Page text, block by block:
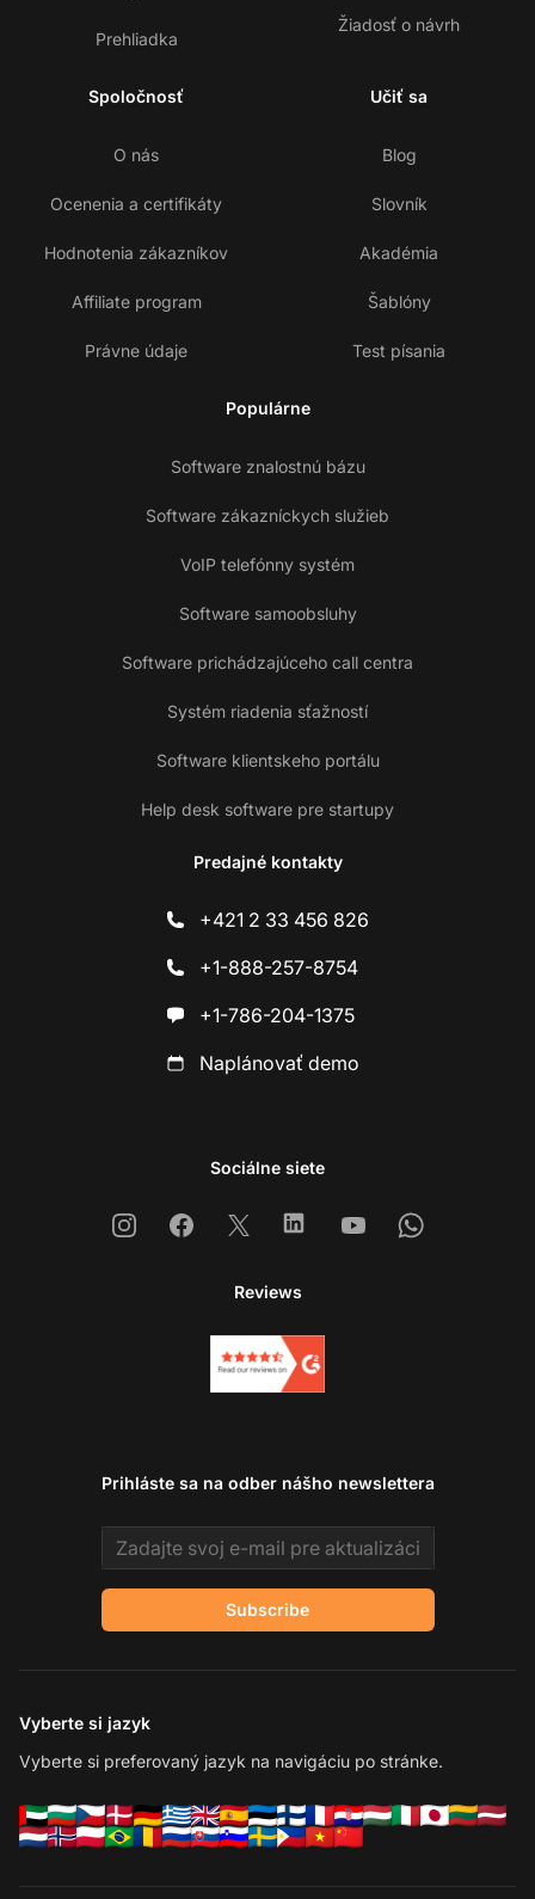
Prehliadka
Žiadosť o návrh
Spoločnosť
O nás
Ocenenia a certifikáty
Hodnotenia zákazníkov
Affiliate program
Právne údaje
Učiť sa
Blog
Slovník
Akadémia
Šablóny
Test písania
Populárne
Software znalostnú bázu
Software zákazníckych služieb
VoIP telefónny systém
Software samoobsluhy
Software prichádzajúceho call centra
Systém riadenia sťažností
Software klientskeho portálu
Help desk software pre startupy
Predajné kontakty
+421 2 33 456 826
+1-888-257-8754
+1-786-204-1375
Naplánovať demo
Sociálne siete
InstagramFacebook
X LinkedinYoutubeWhatsapp
Reviews
Prihláste sa na odber nášho newslettera
Email address
Subscribe
Vyberte si jazyk
Vyberte si preferovaný jazyk na navigáciu po stránke.